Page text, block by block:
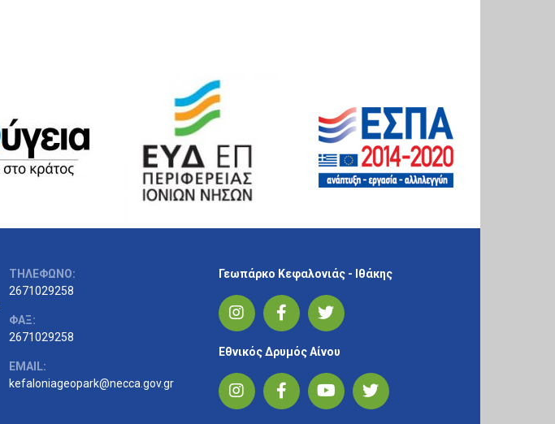
ΤΗΛΕΦΩΝΟ:
2671029258
ΦΑΞ:
2671029258
EMAIL:
kefaloniageopark@necca.gov.gr
Γεωπάρκο Κεφαλονιάς - Ιθάκης
Εθνικός Δρυμός Αίνου